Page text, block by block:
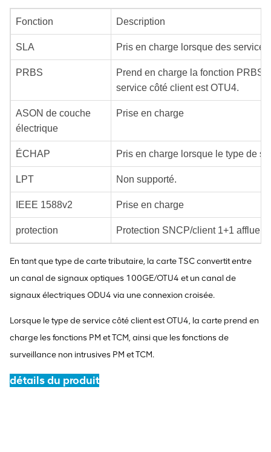
Fonction Description
SLA Pris en charge lorsque des
PRBS
Prend en charge la fonction PRBS
service côté client est OTU4.
ASON de couche
électrique
Prise en charge
ÉCHAP Pris en charge lorsque le type de
LPT Non supporté.
IEEE 1588v2 Prise en charge
protection Protection SNCP/client 1+1 affluent
En tant que type de carte tributaire, la carte TSC convertit entre
un canal de signaux optiques 100GE/OTU4 et un canal de
signaux électriques ODU4 via une connexion croisée.
Lorsque le type de service côté client est OTU4, la carte prend en
charge les fonctions PM et TCM, ainsi que les fonctions de
surveillance non intrusives PM et TCM.
détails du produit